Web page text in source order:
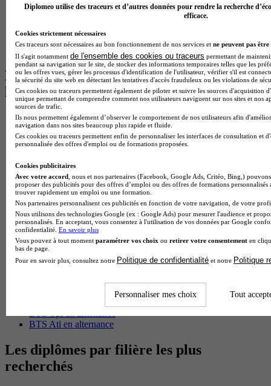
Master Informatique à Paris
Master Psychologie à Angers
BTS Communication à Lyon
BTS Ndrc à Lyon
Les intitulés de diplôme par alternance
les plus recherchés
BTS Esf en alternance
BTS Dietetique en alternance
BTS Mco en alternance
BTS Pi en alternance
BTS Sp3s en alternance
Master CCA en alternance
BTS Ndrc en alternance
BTS Sam en alternance
Cap Fleuriste en alternance
BTS Sio en alternance
MSc Marketing Digital en alternance
BTS Gpme en alternance
Cap Electricien en alternance
BTS Gpn en alternance
BAC Pro Agora en alternance
BTS Ati en alternance
Les diplômes par filière les plus
recherchés
Diplomeo utilise des traceurs et d’autres données pour rendre la recherche
efficace.
Cookies strictement nécessaires
Ces traceurs sont nécessaires au bon fonctionnement de nos services et ne peuvent pas être
Il s'agit notamment de l'ensemble des cookies ou traceurs permettant de
pendant sa navigation sur le site, de stocker des informations temporaires telles que les
ou les offres vues, gérer les processus d'identification de l'utilisateur, vérifier s'il est
la sécurité du site web en détectant les tentatives d'accès frauduleux ou les violations de
Ces cookies ou traceurs permettent également de piloter et suivre les sources d'acquisition
unique permettant de comprendre comment nos utilisateurs naviguent sur nos sites et nos
sources de trafic.
Ils nous permettent également d’observer le comportement de nos utilisateurs afin
navigation dans nos sites beaucoup plus rapide et fluide.
Ces cookies ou traceurs permettent enfin de personnaliser les interfaces de consultation et
personnalisée des offres d'emploi ou de formations proposées.
Cookies publicitaires
Avec votre accord , nous et nos partenaires (Facebook, Google Ads, Critéo, Bing,)
proposer des publicités pour des offres d’emploi ou des offres de formations
trouver rapidement un emploi ou une formation.
Nos partenaires personnalisent ces publicités en fonction de votre navigation, de votre
Nous utilisons des technologies Google (ex : Google Ads) pour mesurer l'audience et
personnalisés. En acceptant, vous consentez à l'utilisation de vos données par Google
confidentialité. En savoir plus
Vous pouvez à tout moment paramétrer vos choix ou retirer votre consentement en
bas de page.
Pour en savoir plus, consultez notre Politique de confidentialité et notre Politique
Personnaliser mes choix Tout